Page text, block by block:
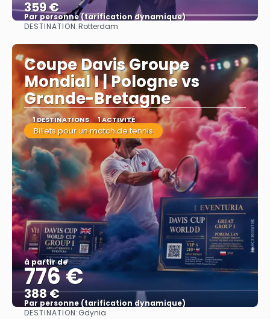
359 €
Par personne (tarification dynamique)
DESTINATION:Rotterdam
Coupe Davis Groupe
Mondial I | Pologne vs
Grande-Bretagne
1 DESTINATIONS 1 ACTIVITÉ
Billets pour un match de tennis
à partir de
776 €
388 €
Par personne (tarification dynamique)
DESTINATION:Gdynia